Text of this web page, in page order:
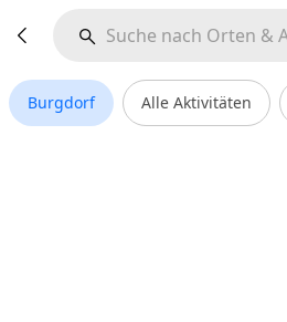
Burgdorf Alle Aktivitäten